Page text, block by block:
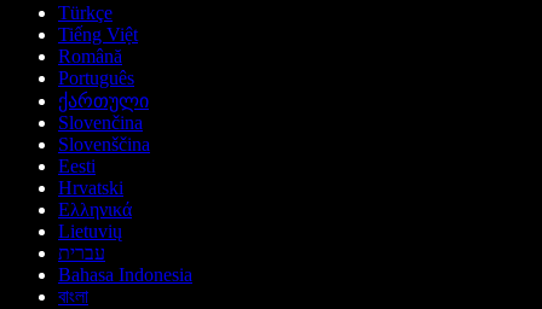
Türkçe
Tiếng Việt
Română
Português
ქართული
Slovenčina
Slovenščina
Eesti
Hrvatski
Ελληνικά
Lietuvių
עברית
Bahasa Indonesia
বাংলা